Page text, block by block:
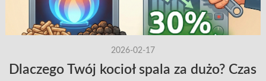
2026-02-17
Dlaczego Twój kocioł spala za dużo? Czas